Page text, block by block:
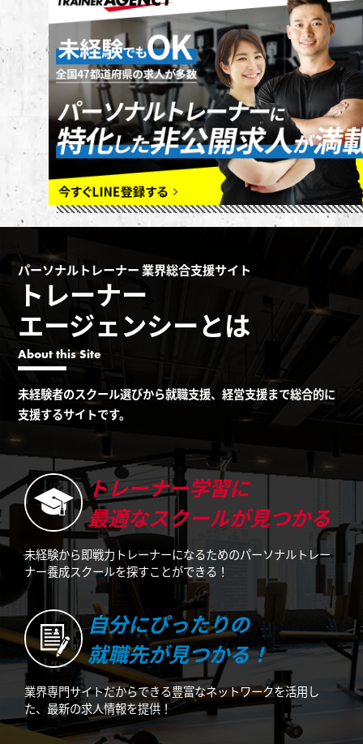
パーソナルトレーナー 業界総合支援サイト
トレーナー
エージェンシーとは
About this Site
未経験者のスクール選びから就職支援、経営支援まで総合的に
支援するサイトです。
トレーナー学習に
最適なスクールが見つかる
未経験から即戦力トレーナーになるためのパーソナルトレー
ナー養成スクールを探すことができる！
自分にぴったりの
就職先が見つかる！
業界専門サイトだからできる豊富なネットワークを活用し
た、最新の求人情報を提供！